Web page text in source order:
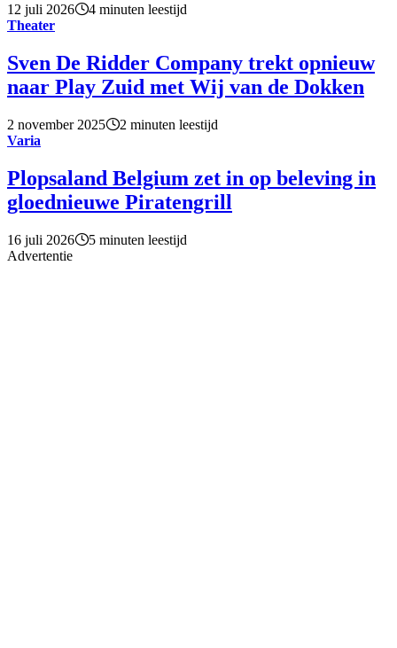
12 juli 2026
4 minuten leestijd
Theater
Sven De Ridder Company trekt opnieuw
naar Play Zuid met Wij van de Dokken
2 november 2025
2 minuten leestijd
Varia
Plopsaland Belgium zet in op beleving in
gloednieuwe Piratengrill
16 juli 2026
5 minuten leestijd
Advertentie